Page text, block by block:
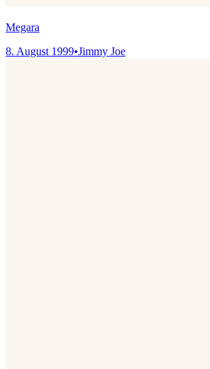
Megara
8. August 1999•Jimmy Joe